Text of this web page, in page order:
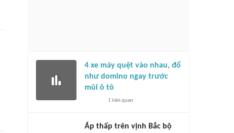
4 xe máy quệt vào nhau, đổ
như domino ngay trước
mũi ô tô
1 liên quan
Áp thấp trên vịnh Bắc bộ